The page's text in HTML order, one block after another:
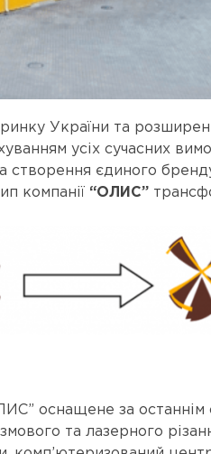
ринку України та
усіх сучасних
створення єдиного
компанії “ОЛИС”
оснащене за останнім
та лазерного